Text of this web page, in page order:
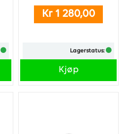
å lage en ovn, noe som gjør at
LotusGrill kan brukes til
...
Kr 1 280,00
Lagerstatus:
Kjøp